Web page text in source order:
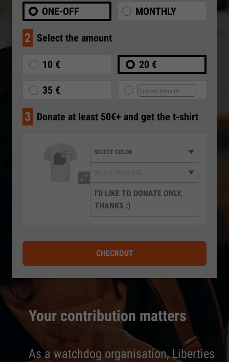
Your contribution matters
As a watchdog organisation, Liberties
ONE-OFF MONTHLY
2 Select the amount
10 € 20 €
35 €
3 Donate at least 50€+ and get the t-shirt
I'D LIKE TO DONATE ONLY,
THANKS :)
CHECKOUT